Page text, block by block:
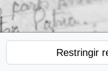
Restringir